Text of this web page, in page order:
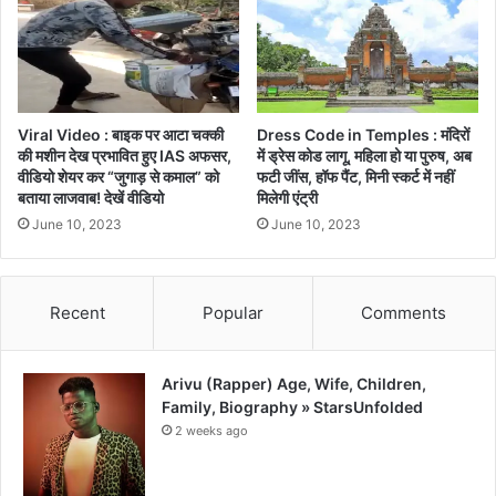
Viral Video : बाइक पर आटा चक्की
की मशीन देख प्रभावित हुए IAS अफसर,
वीडियो शेयर कर “जुगाड़ से कमाल” को
बताया लाजवाब! देखें वीडियो
June 10, 2023
Dress Code in Temples : मंदिरों
में ड्रेस कोड लागू, महिला हो या पुरुष, अब
फटी जींस, हॉफ पैंट, मिनी स्कर्ट में नहीं
मिलेगी एंट्री
June 10, 2023
Recent Popular Comments
Arivu (Rapper) Age, Wife, Children,
Family, Biography » StarsUnfolded
2 weeks ago